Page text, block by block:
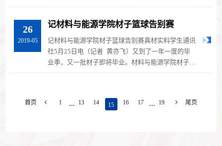
备，材料与能源学院三下乡启动大...
26
2019-05
记材料与能源学院材子篮球告别赛
记材料与能源学院材子篮球告别赛真材实料学生通讯
社5月25日电（记者 黄亦飞）又到了一年一度的毕
业季，又一批材子即将毕业。材料与能源学院材子篮
球告别赛在5月21日于第四运动场拉...
首页  1 13 14 15 16 17 19  尾页